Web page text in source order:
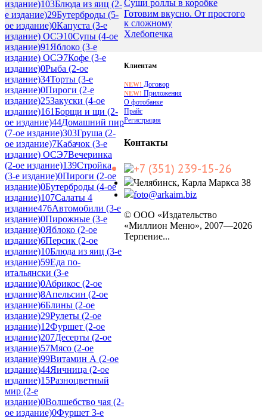
издание)103Блюда из яиц (2-
е издание)29Бутерброды (5-
ое издание)0Капуста (3-е
издание) ОСЭ10Супы (4-ое
издание)91Яблоко (3-е
издание) ОСЭ7Кофе (3-е
издание)0Рыба (2-ое
издание)34Торты (3-е
издание)0Пироги (2-е
издание)25Закуски (4-ое
издание)161Борщи и щи (2-
ое издание)44Домашний пир
(7-ое издание)303Груша (2-
ое издание)7Кабачок (3-е
издание) ОСЭ7Вечеринка
(2-ое издание)139Стройка
(3-е издание)0Пироги (2-ое
издание)0Бутерброды (4-ое
издание)107Салаты 4
издание476Автомобили (3-е
издание)0Пирожные (3-е
издание)0Яблоко (2-ое
издание)6Персик (2-ое
издание)10Блюда из яиц (3-е
издание)59Еда по-
итальянски (3-е
издание)0Абрикос (2-ое
издание)8Апельсин (2-ое
издание)6Блины (2-ое
издание)29Рулеты (2-ое
издание)12Фуршет (2-ое
издание)207Десерты (2-ое
издание)57Мясо (2-ое
издание)99Витамин А (2-ое
издание)44Яичница (2-ое
издание)15Разноцветный
мир (2-е
издание)0Волшебство чая (2-
ое издание)0Фуршет 3-е
Суши роллы в коробке
Готовим вкусно. От простого
к сложному
Хлебопечка
Клиентам
NEW! Договор
NEW! Приложения
О фотобанке
Прайс
Регистрация
Контакты
+7 (351) 239-15-26
Челябинск, Карла Маркса 38
foto@arkaim.biz
© ООО «Издательство
«Миллион Меню», 2007—2026
Терпение...